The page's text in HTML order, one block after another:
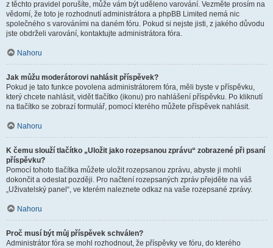
z těchto pravidel porušíte, může vám být uděleno varování. Vezměte prosím na
vědomí, že toto je rozhodnutí administrátora a phpBB Limited nemá nic
společného s varováními na daném fóru. Pokud si nejste jisti, z jakého důvodu
jste obdrželi varování, kontaktujte administrátora fóra.
Nahoru
Jak můžu moderátorovi nahlásit příspěvek?
Pokud je tato funkce povolena administrátorem fóra, měli byste v příspěvku,
který chcete nahlásit, vidět tlačítko (ikonu) pro nahlášení příspěvku. Po kliknutí
na tlačítko se zobrazí formulář, pomocí kterého můžete příspěvek nahlásit.
Nahoru
K čemu slouží tlačítko „Uložit jako rozepsanou zprávu“ zobrazené při psaní
příspěvku?
Pomocí tohoto tlačítka můžete uložit rozepsanou zprávu, abyste ji mohli
dokončit a odeslat později. Pro načtení rozepsaných zpráv přejděte na váš
„Uživatelský panel“, ve kterém naleznete odkaz na vaše rozepsané zprávy.
Nahoru
Proč musí být můj příspěvek schválen?
Administrátor fóra se mohl rozhodnout, že příspěvky ve fóru, do kterého